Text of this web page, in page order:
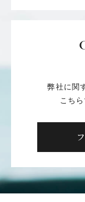
弊社に関
こち